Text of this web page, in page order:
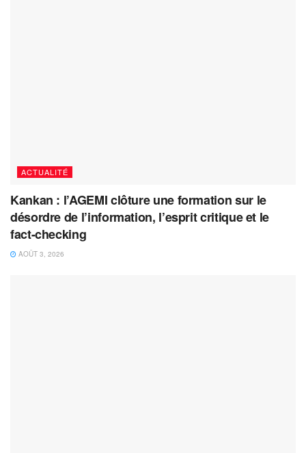
ACTUALITÉ
Kankan : l’AGEMI clôture une formation sur le
désordre de l’information, l’esprit critique et le
fact-checking
AOÛT 3, 2026